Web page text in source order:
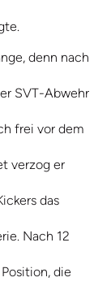
denn nach
SVT-Abwehr
frei vor dem
verzog er
das
Nach 12
die